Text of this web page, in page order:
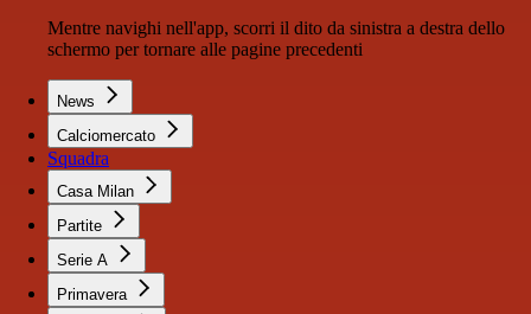
Mentre navighi nell'app, scorri il dito da sinistra a destra dello
schermo per tornare alle pagine precedenti
News
Calciomercato
Squadra
Casa Milan
Partite
Serie A
Primavera